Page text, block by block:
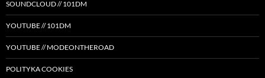
SOUNDCLOUD // 101DM
YOUTUBE // 101DM
YOUTUBE // MODEONTHEROAD
POLITYKA COOKIES